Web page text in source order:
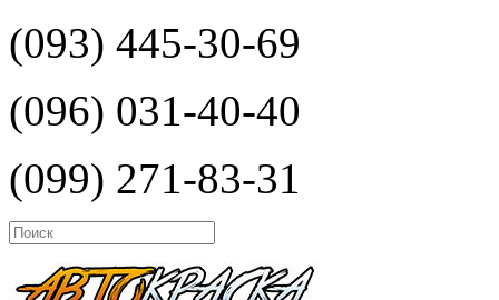
(093) 445-30-69
(096) 031-40-40
(099) 271-83-31